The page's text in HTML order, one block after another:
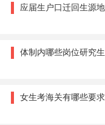
应届生户口迁回生源
体制内哪些岗位研究
女生考海关有哪些要求